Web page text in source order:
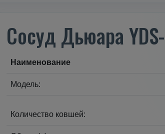
Сосуд Дьюара
Наименование
Модель:
Количество ковшей: